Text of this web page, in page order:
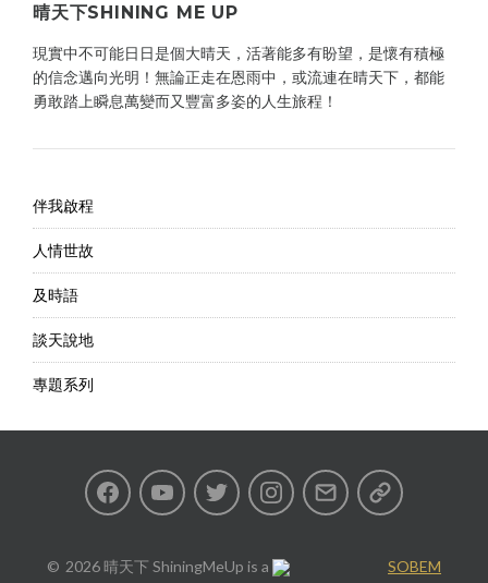
晴天下SHINING ME UP
現實中不可能日日是個大晴天，活著能多有盼望，是懷有積極
的信念邁向光明！無論正走在恩雨中，或流連在晴天下，都能
勇敢踏上瞬息萬變而又豐富多姿的人生旅程！
伴我啟程
人情世故
及時語
談天說地
專題系列
FacebookYoutubeTwitter InstagramEmail 私
2026 晴天下 ShiningMeUp is a
SOBEM